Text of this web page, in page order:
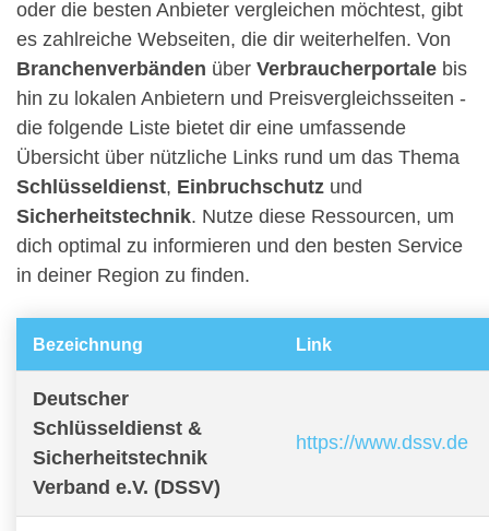
oder die besten Anbieter vergleichen möchtest, gibt
es zahlreiche Webseiten, die dir weiterhelfen. Von
Branchenverbänden über Verbraucherportale bis
hin zu lokalen Anbietern und Preisvergleichsseiten -
die folgende Liste bietet dir eine umfassende
Übersicht über nützliche Links rund um das Thema
Schlüsseldienst, Einbruchschutz und
Sicherheitstechnik. Nutze diese Ressourcen, um
dich optimal zu informieren und den besten Service
in deiner Region zu finden.
Bezeichnung Link
Deutscher
Schlüsseldienst &
Sicherheitstechnik
Verband e.V. (DSSV)
https://www.dssv.de